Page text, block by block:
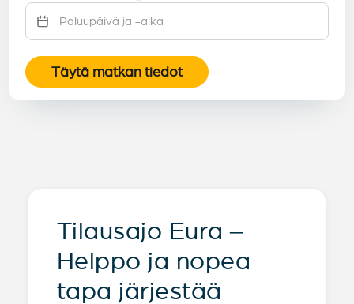
Täytä matkan tiedot
Tilausajo Eura –
Helppo ja nopea
tapa järjestää